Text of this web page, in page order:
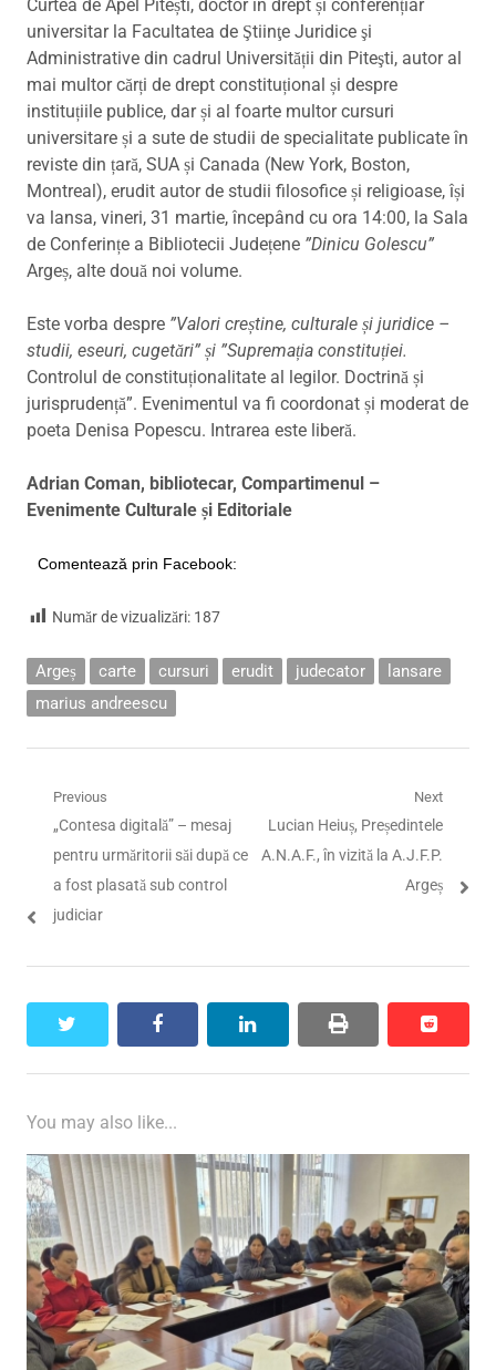
Curtea de Apel Pitești, doctor în drept și conferențiar
universitar la Facultatea de Ştiinţe Juridice şi
Administrative din cadrul Universității din Piteşti, autor al
mai multor cărți de drept constituțional și despre
instituțiile publice, dar și al foarte multor cursuri
universitare și a sute de studii de specialitate publicate în
reviste din țară, SUA și Canada (New York, Boston,
Montreal), erudit autor de studii filosofice și religioase, își
va lansa, vineri, 31 martie, începând cu ora 14:00, la Sala
de Conferințe a Bibliotecii Județene ”Dinicu Golescu”
Argeș, alte două noi volume.
Este vorba despre ”Valori creștine, culturale și juridice –
studii, eseuri, cugetări” și ”Supremația constituției.
Controlul de constituționalitate al legilor. Doctrină și
jurisprudență”. Evenimentul va fi coordonat și moderat de
poeta Denisa Popescu. Intrarea este liberă.
Adrian Coman, bibliotecar, Compartimenul –
Evenimente Culturale și Editoriale
Comentează prin Facebook:
Număr de vizualizări: 187
Argeș carte cursuri erudit judecator
lansare
marius andreescu
Navigare
articole
Previous
Previous
post:
„Contesa digitală” – mesaj
pentru urmăritorii săi după ce
a fost plasată sub control
judiciar
Next
Next
post:
Lucian Heiuș, Președintele
A.N.A.F., în vizită la A.J.F.P.
Argeș
facebook linkedin print reddit
reddit
You may also like...